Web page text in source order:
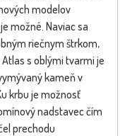
modelov
možné. Naviac sa
riečnym štrkom,
s oblými tvarmi je
kameň v
krbu je možnosť
nadstavec čím
prechodu